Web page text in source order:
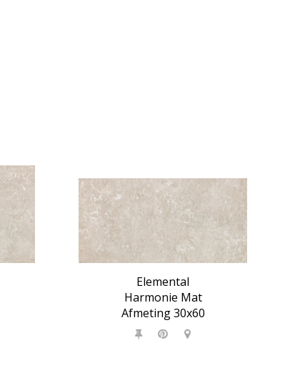
Elemental
Harmonie Mat
Afmeting 30x60